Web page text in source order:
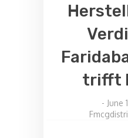
trifft
- June